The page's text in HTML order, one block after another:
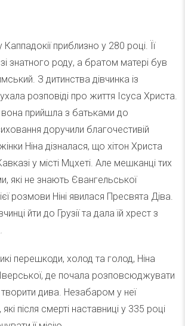
приблизно у 280 році. Її
знатного роду, а братом матері був
З дитинства дівчинка із
розповіді про життя Ісуса Христа.
вона прийшла з батьками до
доручили благочестивій
Ніна дізналася, що хітон Христа
у місті Мцхеті. Але мешканці тих
які не знають Євангельської
розмови Ніні явилася Пресвята Діва.
йти до Грузії та дала їй хрест з
перешкоди, холод та голод, Ніна
де почала розповсюджувати
дива. Незабаром у неї
які після смерті наставниці у 335 році